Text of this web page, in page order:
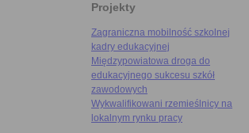
Projekty
Zagraniczna mobilność szkolnej
kadry edukacyjnej
Międzypowiatowa droga do
edukacyjnego sukcesu szkół
zawodowych
Wykwalifikowani rzemieślnicy na
lokalnym rynku pracy